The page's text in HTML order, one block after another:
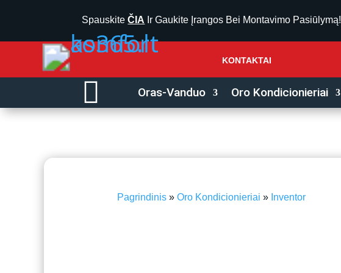
SpauskiteČIA Ir Gaukite Įrangos Bei Montavimo Pasiūlymą!
KONTAKTAI
 Oras-Vanduo Oro Kondicionieriai
Pagrindinis » Oro Kondicionieriai » Inventor